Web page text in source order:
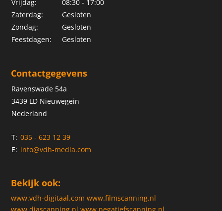
Vrijdag:
08:30 - 17:00
Zaterdag:
Gesloten
Zondag:
Gesloten
Feestdagen:
Gesloten
Contactgegevens
Ravenswade 54a
3439 LD Nieuwegein
Nederland
T: 035 - 623 12 39
E: info@vdh-media.com
Bekijk ook:
www.vdh-digitaal.com www.filmscanning.nl